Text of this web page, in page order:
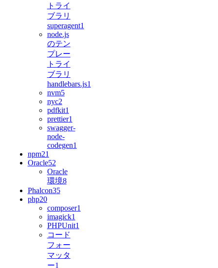
トライ
ブラリ
superagent1
node.js
のテン
プレー
トライ
ブラリ
handlebars.js1
nvm5
nyc2
pdfkit1
prettier1
swagger-
node-
codegen1
npm21
Oracle52
Oracle
環境8
Phalcon35
php20
composer1
imagick1
PHPUnit1
コード
フォー
マッタ
ー1